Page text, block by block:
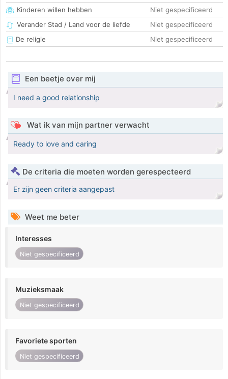
Kinderen willen hebben
Niet gespecificeerd
Verander Stad / Land voor de liefde
Niet gespecificeerd
De religie
Niet gespecificeerd
Een beetje over mij
I need a good relationship
Wat ik van mijn partner verwacht
Ready to love and caring
De criteria die moeten worden gerespecteerd
Er zijn geen criteria aangepast
Weet me beter
Interesses
Niet gespecificeerd
Muzieksmaak
Niet gespecificeerd
Favoriete sporten
Niet gespecificeerd